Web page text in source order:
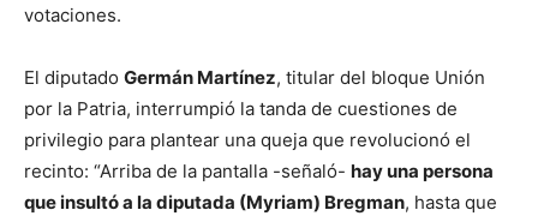
votaciones.
El diputado Germán Martínez, titular del bloque Unión
por la Patria, interrumpió la tanda de cuestiones de
privilegio para plantear una queja que revolucionó el
recinto: “Arriba de la pantalla -señaló- hay una persona
que insultó a la diputada (Myriam) Bregman, hasta que